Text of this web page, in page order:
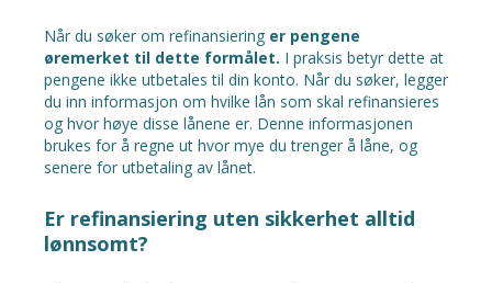
Når du søker om refinansiering er pengene
øremerket til dette formålet. I praksis betyr dette at
pengene ikke utbetales til din konto. Når du søker, legger
du inn informasjon om hvilke lån som skal refinansieres
og hvor høye disse lånene er. Denne informasjonen
brukes for å regne ut hvor mye du trenger å låne, og
senere for utbetaling av lånet.
Er refinansiering uten sikkerhet alltid
lønnsomt?